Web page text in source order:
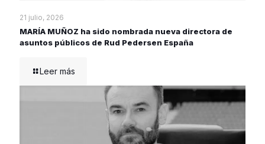
21 julio, 2026
MARÍA MUÑOZ ha sido nombrada nueva directora de
asuntos públicos de Rud Pedersen España
Leer más